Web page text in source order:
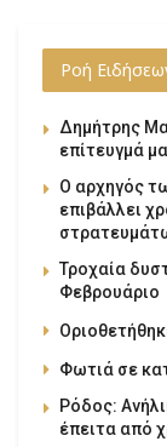
Ροή
Δημήτρης
επίτευγμά
Ο αρχηγός
επιβάλλει
Τροχαία
Φεβρουάριο
Φωτιά σε
Ρόδος:
έπειτα από